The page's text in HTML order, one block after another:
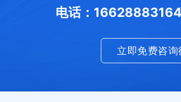
电话：16628883164
立即免费咨询